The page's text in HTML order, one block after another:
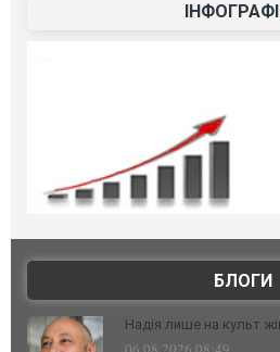
БЛОГИ
Надія лише на культ